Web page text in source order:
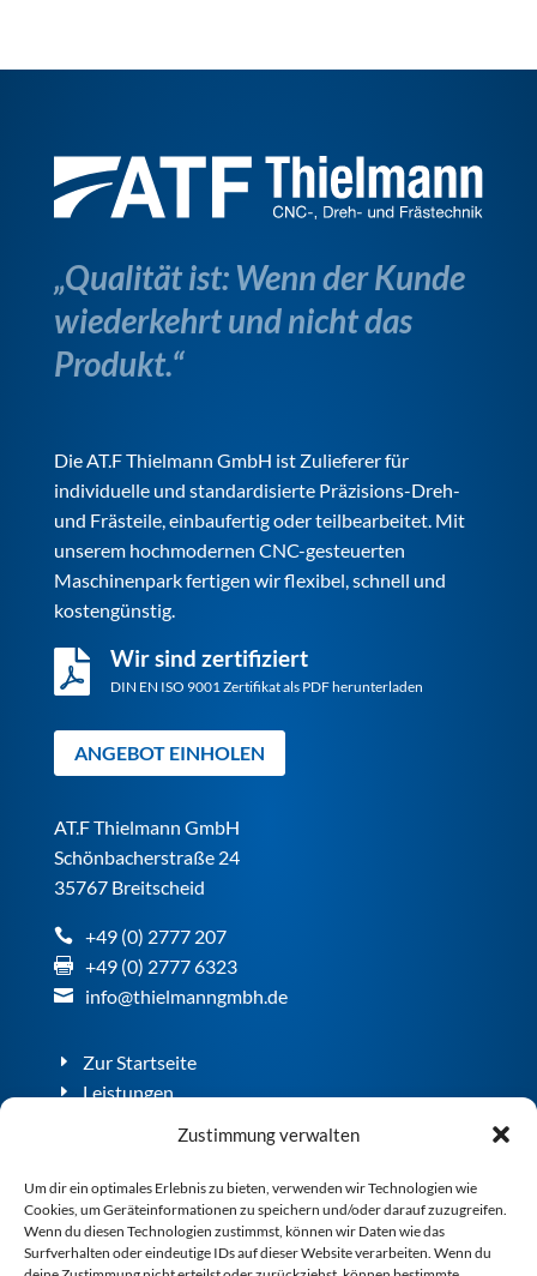
Zustimmung verwalten
Um dir ein optimales Erlebnis zu bieten, verwenden wir Technologien wie
Cookies, um Geräteinformationen zu speichern und/oder darauf zuzugreifen.
Wenn du diesen Technologien zustimmst, können wir Daten wie das
Surfverhalten oder eindeutige IDs auf dieser Website verarbeiten. Wenn du
„Qualität ist: Wenn der Kunde
wiederkehrt und nicht das
Produkt.“
Die AT.F Thielmann GmbH ist Zulieferer für
individuelle und standardisierte Präzisions-Dreh-
und Frästeile, einbaufertig oder teilbearbeitet. Mit
unserem hochmodernen CNC-gesteuerten
Maschinenpark fertigen wir flexibel, schnell und
kostengünstig.
 Wir sind zertifiziert
DIN EN ISO 9001 Zertifikat als PDF herunterladen
ANGEBOT EINHOLEN
AT.F Thielmann GmbH
Schönbacherstraße 24
35767 Breitscheid
+49 (0) 2777 207
+49 (0) 2777 6323
info@thielmanngmbh.de
Zur Startseite
Leistungen
Kontakt
Ansprechpartner
Stellenangebote